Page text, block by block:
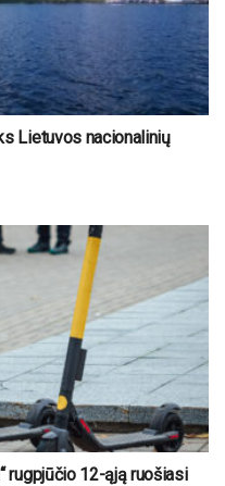
Lietuvos nacionalinių
rugpjūčio 12-ąją ruošiasi